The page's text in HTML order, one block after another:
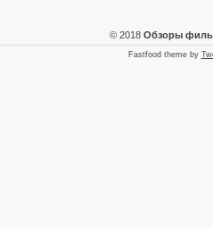
© 2018 Обзоры
Fastfood theme by